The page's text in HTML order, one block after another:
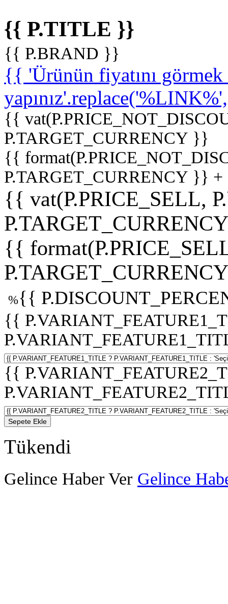
{{ P.TITLE }}
{{ P.BRAND }}
{{ 'Ürünün fiyatını
{{
P.TARGET_CURRENCY }}
{{
P.TARGET_CURRENCY }}
{{ vat(P.PRICE_SELL,
{{
%{{
{{
{{
Sepete Ekle
Tükendi
Gelince Haber Ver Gelince